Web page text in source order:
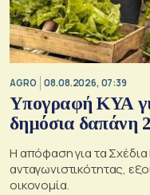
AGRO 08.08.2026, 07:39
Υπογραφή ΚΥΑ
δημόσια δαπάνη
Η απόφαση για τα
ανταγωνιστικότητας,
οικονομία.